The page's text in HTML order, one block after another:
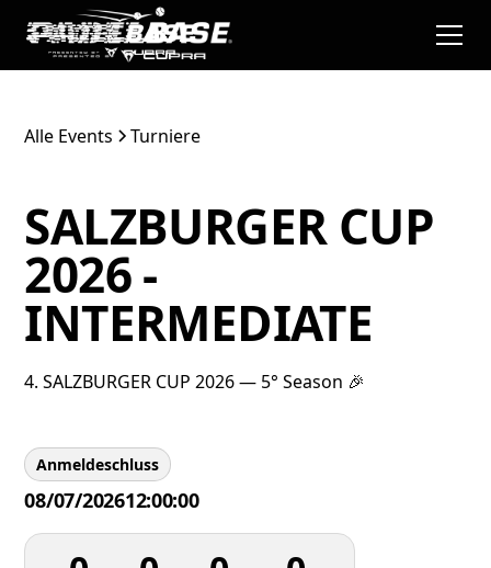
Alle Events Turniere
SALZBURGER CUP
2026 -
INTERMEDIATE
4. SALZBURGER CUP 2026 — 5° Season 🎉
Anmeldeschluss
08/07/202612:00:00